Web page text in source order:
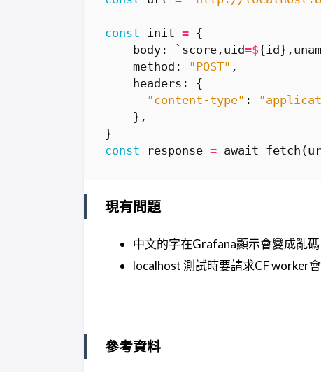
const init = {
body : ` score , uid=${id},
method : "POST" ,
headers :
{
"content-type" :
},
}
const
response = await fetch (
現有問題
中文的字在Grafana顯示會變成亂碼
localhost 測試時要請求CF worker
參考資料